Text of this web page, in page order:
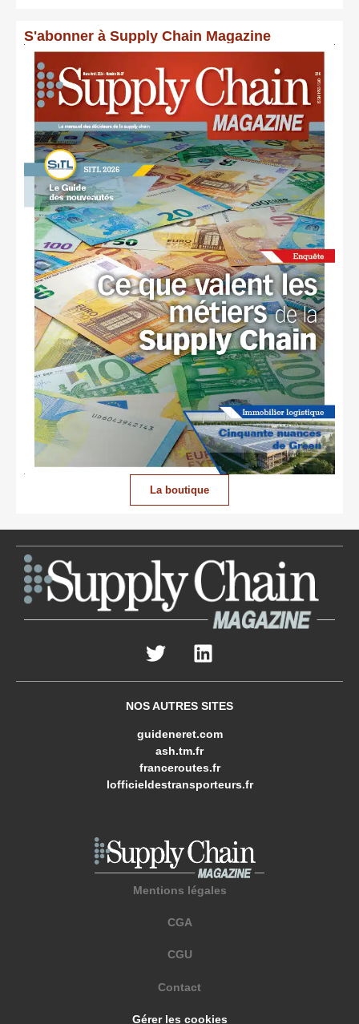
S'abonner à Supply Chain Magazine
La boutique
NOS AUTRES SITES
guideneret.com
ash.tm.fr
franceroutes.fr
lofficieldestransporteurs.fr
Mentions légales
CGA
CGU
Contact
Gérer les cookies